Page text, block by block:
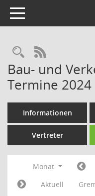
Toggle navigation
RSS-Feed
Bau- und
Termine 2024
Informationen
Vertreter
Monat
Aktuell